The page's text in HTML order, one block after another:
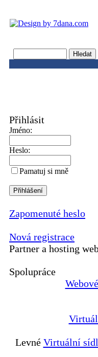
Přihlásit
Jméno:
Heslo:
Pamatuj si mně
Zapomenuté heslo
Nová registrace
Partner a hosting
Spolupráce
Levné Virtuální